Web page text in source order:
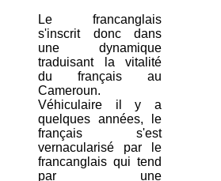
Le francanglais
s'inscrit donc dans
une dynamique
traduisant la vitalité
du français au
Cameroun.
Véhiculaire il y a
quelques années, le
français s'est
vernacularisé par le
francanglais qui tend
par une